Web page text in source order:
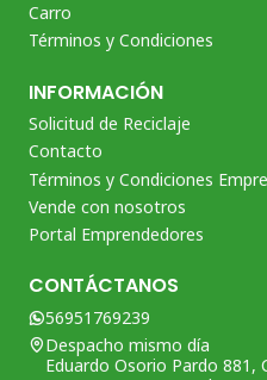
Carro
Términos y Condiciones
INFORMACIÓN
Solicitud de Reciclaje
Contacto
Términos y Condiciones
Vende con nosotros
Portal Emprendedores
CONTÁCTANOS
56951769239
Despacho mismo día
Eduardo Osorio Pardo 881,